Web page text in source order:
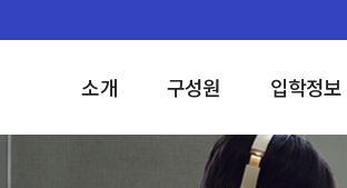
소개 구성원 입학정보